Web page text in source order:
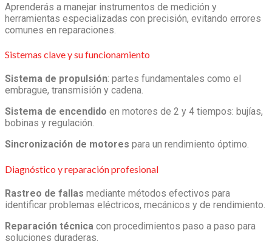
Aprenderás a manejar instrumentos de medición y
herramientas especializadas con precisión, evitando errores
comunes en reparaciones.
Sistemas clave y su funcionamiento
Sistema de propulsión: partes fundamentales como el
embrague, transmisión y cadena.
Sistema de encendido en motores de 2 y 4 tiempos: bujías,
bobinas y regulación.
Sincronización de motores para un rendimiento óptimo.
Diagnóstico y reparación profesional
Rastreo de fallas mediante métodos efectivos para
identificar problemas eléctricos, mecánicos y de rendimiento.
Reparación técnica con procedimientos paso a paso para
soluciones duraderas.